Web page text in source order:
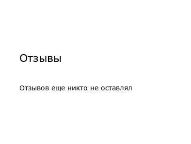
Отзывы
Отзывов еще никто не оставлял